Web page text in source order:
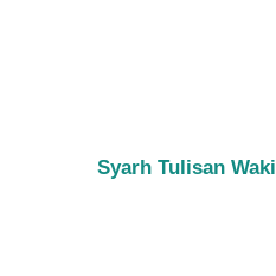
Syarh Tulisan